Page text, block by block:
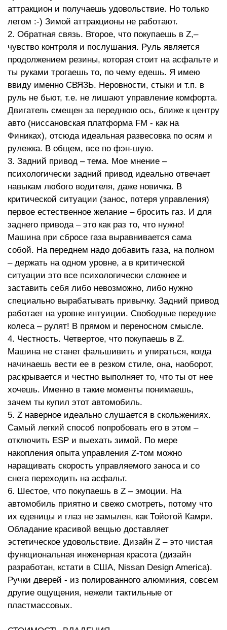
аттракцион и получаешь удовольствие. Но только
летом :-) Зимой аттракционы не работают.
2. Обратная связь. Второе, что покупаешь в Z,–
чувство контроля и послушания. Руль является
продолжением резины, которая стоит на асфальте и
ты руками трогаешь то, по чему едешь. Я имею
ввиду именно СВЯЗЬ. Неровности, стыки и т.п. в
руль не бьют, т.е. не лишают управление комфорта.
Двигатель смещен за переднюю ось, ближе к центру
авто (ниссановская платформа FM - как на
Финиках), отсюда идеальная развесовка по осям и
рулежка. В общем, все по фэн-шую.
3. Задний привод – тема. Мое мнение –
психологически задний привод идеально отвечает
навыкам любого водителя, даже новичка. В
критической ситуации (занос, потеря управления)
первое естественное желание – бросить газ. И для
заднего привода – это как раз то, что нужно!
Машина при сбросе газа выравнивается сама
собой. На переднем надо добавить газа, на полном
– держать на одном уровне, а в критической
ситуации это все психологически сложнее и
заставить себя либо невозможно, либо нужно
специально вырабатывать привычку. Задний привод
работает на уровне интуиции. Свободные передние
колеса – рулят! В прямом и переносном смысле.
4. Честность. Четвертое, что покупаешь в Z.
Машина не станет фальшивить и упираться, когда
начинаешь вести ее в резком стиле, она, наоборот,
раскрывается и честно выполняет то, что ты от нее
хочешь. Именно в такие моменты понимаешь,
зачем ты купил этот автомобиль.
5. Z наверное идеально слушается в скольжениях.
Самый легкий способ попробовать его в этом –
отключить ESP и выехать зимой. По мере
накопления опыта управления Z-том можно
наращивать скорость управляемого заноса и со
снега переходить на асфальт.
6. Шестое, что покупаешь в Z – эмоции. На
автомобиль приятно и свежо смотреть, потому что
их еденицы и глаз не замылен, как Тойотой Камри.
Обладание красивой вещью доставляет
эстетическое удовольствие. Дизайн Z – это чистая
функциональная инженерная красота (дизайн
разработан, кстати в США, Nissan Design America).
Ручки дверей - из полированного алюминия, совсем
другие ощущения, нежели тактильные от
пластмассовых.